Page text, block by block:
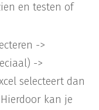
en testen of
->
->
selecteert dan
kan je